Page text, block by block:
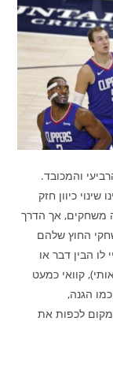
והמכובד.
כיוון חזק
משחקים, אך הדרך
את כל משחקי החוץ שלהם
הבין דבר או
קוואי כמעט
הגנה,
במקום לכפות את